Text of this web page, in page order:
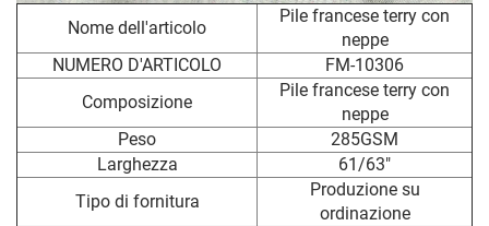
Nome dell'articolo
Pile francese terry con
neppe
NUMERO D'ARTICOLO
FM-10306
Composizione
Pile francese terry con
neppe
Peso
285GSM
Larghezza
61/63"
Tipo di fornitura
Produzione su
ordinazione